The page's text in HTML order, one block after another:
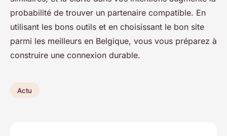
probabilité de trouver un partenaire compatible. En
utilisant les bons outils et en choisissant le bon site
parmi les meilleurs en Belgique, vous vous préparez à
construire une connexion durable.
Actu